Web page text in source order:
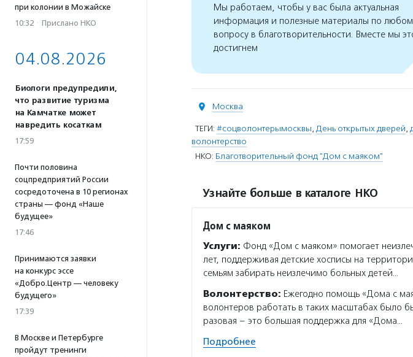
при колонии в Можайске
10:32 · Прислано НКО
04.08.2026
Биологи предупредили,
что развитие туризма
на Камчатке может
навредить косаткам
17:59
Почти половина
соцпредприятий России
сосредоточена в 10 регионах
страны — фонд «Наше
будущее»
17:46
Принимаются заявки
на конкурс эссе
«Добро.Центр — человеку
будущего»
17:39
В Москве и Петербурге
пройдут тренинги
Мы работаем, чтобы у вас была актуальная
информация и полезные материалы по
вопросу в благотворительности. Вместе мы
достигнем
Москва
ТЕГИ: #соцволонтерымосквы, День открытых дверей,
волонтерство
НКО: Благотворительный фонд "Дом с маяком"
Узнайте больше в каталоге НКО
Дом с маяком
Услуги: Фонд «Дом с маяком» помогает
лет, поддерживая детские хосписы на
семьям забирать неизлечимо больных детей…
Волонтерство: Ежегодно помощь «Дома с
волонтеров работать в таких масштабах было
разовая – это большая поддержка для «Дома…
Подробнее